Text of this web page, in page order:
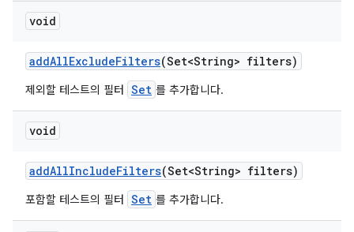
void
addAllExcludeFilters(Set<String> filters)
제외할 테스트의 필터 Set 를 추가합니다.
void
addAllIncludeFilters(Set<String> filters)
포함할 테스트의 필터 Set 를 추가합니다.